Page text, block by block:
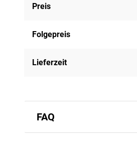
Preis
Folgepreis
Lieferzeit
FAQ